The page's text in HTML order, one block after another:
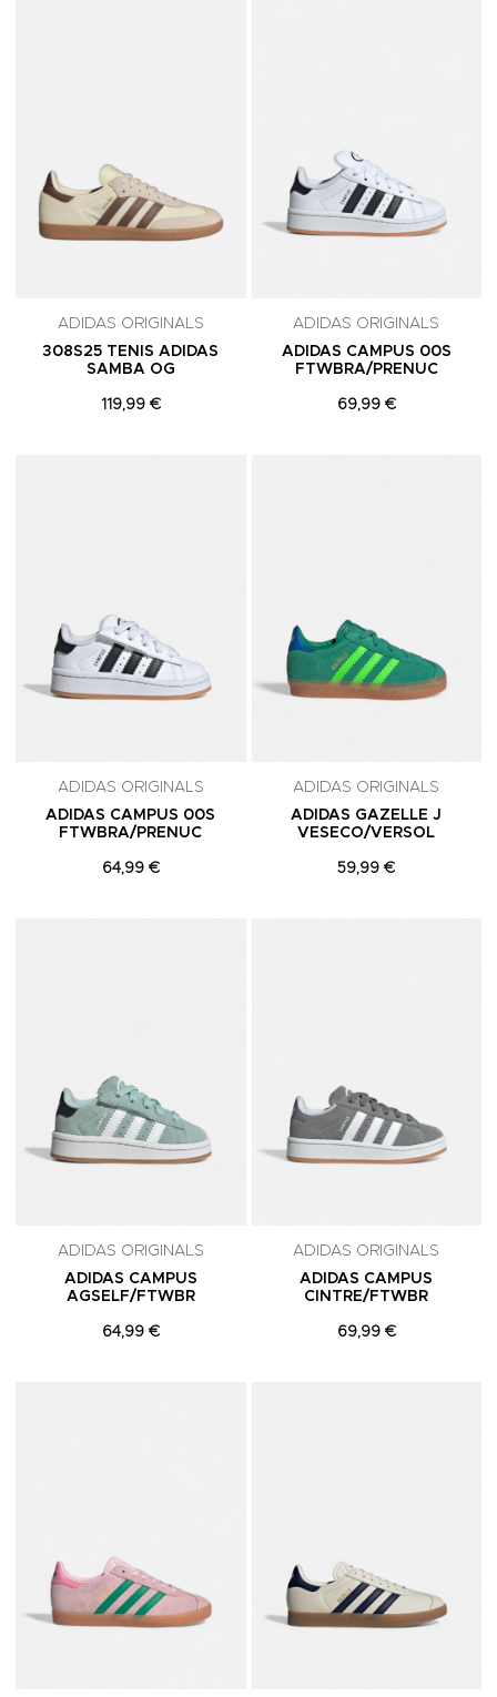
ADIDAS ORIGINALS
308S25 TENIS ADIDAS
SAMBA OG
119,99 €
ADIDAS ORIGINALS
ADIDAS CAMPUS 00S
FTWBRA/PRENUC
69,99 €
ADIDAS ORIGINALS
ADIDAS CAMPUS 00S
FTWBRA/PRENUC
64,99 €
ADIDAS ORIGINALS
ADIDAS GAZELLE J
VESECO/VERSOL
59,99 €
ADIDAS ORIGINALS
ADIDAS CAMPUS
AGSELF/FTWBR
64,99 €
ADIDAS ORIGINALS
ADIDAS CAMPUS
CINTRE/FTWBR
69,99 €